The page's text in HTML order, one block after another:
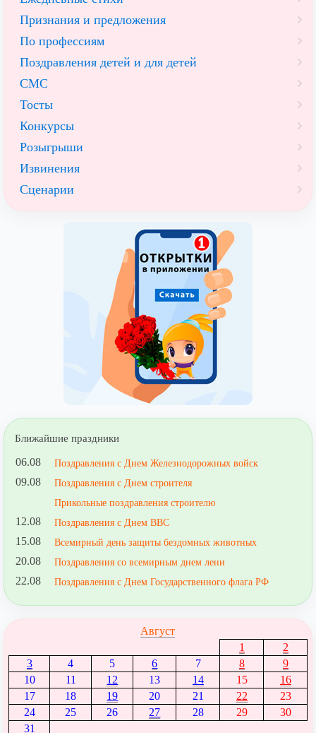
Признания и предложения
По профессиям
Поздравления детей и для детей
СМС
Тосты
Конкурсы
Розыгрыши
Извинения
Сценарии
Ближайшие праздники
06.08 Поздравления с Днем Железнодорожных войск
09.08
Поздравления с Днем строителя
Прикольные поздравления строителю
12.08 Поздравления с Днем ВВС
15.08 Всемирный день защиты бездомных животных
20.08 Поздравления со всемирным днем лени
22.08 Поздравления с Днем Государственного флага РФ
Август
1
2
3
4 5 6 7 8
9
10
11 12 13 14 15
16
17
18 19 20 21 22
23
24
25 26 27 28 29
30
31